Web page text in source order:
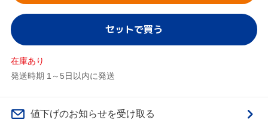
セットで買う
在庫あり
発送時期 1～5日以内に発送
値下げのお知らせを受け取る